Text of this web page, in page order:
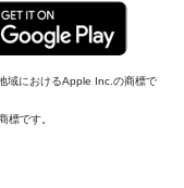
域におけるApple Inc.の商標で
です。